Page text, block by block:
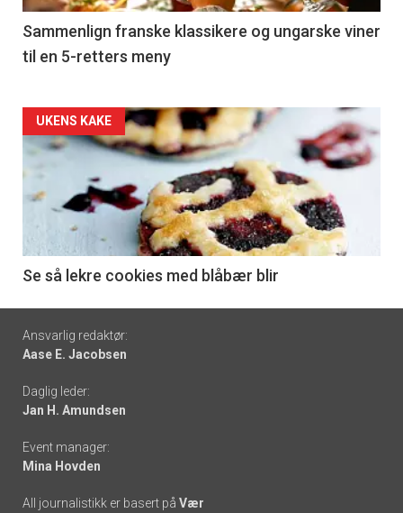
5
Sammenlign franske klassikere og ungarske viner
til en 5-retters meny
Forsiden
akkurat
nå
6
UKENS KAKE
Se så lekre cookies med blåbær blir
Footer
-
links
Ansvarlig redaktør:
Aase E. Jacobsen
Daglig leder:
Jan H. Amundsen
Event manager:
Mina Hovden
All journalistikk er basert på Vær